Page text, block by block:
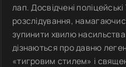
лап. Досвідчені
розслідування,
зупинити хвилю
дізнаються про давню
«тигровим стилем» і